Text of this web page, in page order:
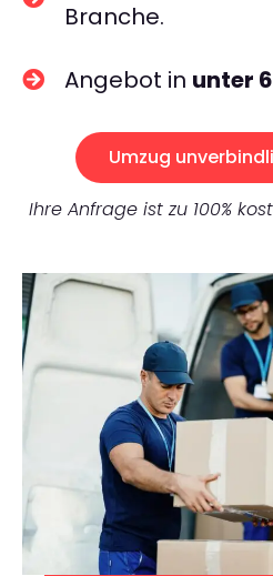
Branche.
Angebot in unter
Umzug
Ihre Anfrage ist zu 100%